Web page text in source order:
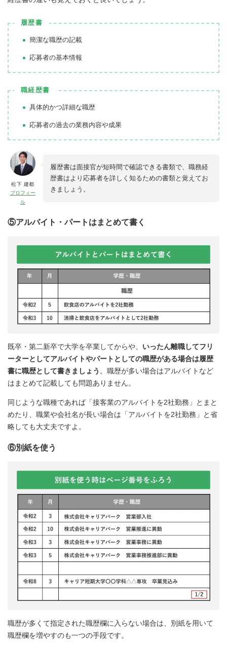
履歴書
簡潔な職歴の記載
応募者の基本情報
職経歴書
具体的かつ詳細な職歴
応募者の過去の業務内容や成果
松下 建都
プロフィー
ル
履歴書は面接官が短時間で確認できる書類で、職務経
歴書はより応募者を詳しく知るための書類と覚えてお
きましょう。
⑤アルバイト・パートはまとめて書く
既卒・第二新卒で大学を卒業してからや、 いったん離職してフリ
ーターとしてアルバイトやパートとしての職歴がある場合は履歴
書に職歴として書きましょう 。職歴が多い場合はアルバイトなど
はまとめて記載しても問題ありません。
同じような職種であれば「接客業のアルバイトを2社勤務」とまと
めたり、職業や会社名が長い場合は「アルバイトを2社勤務」と省
略しても大丈夫ですよ。
⑥別紙を使う
職歴が多くて指定された職歴欄に入らない場合は、別紙を用いて
職歴欄を増やすのも一つの手段です。